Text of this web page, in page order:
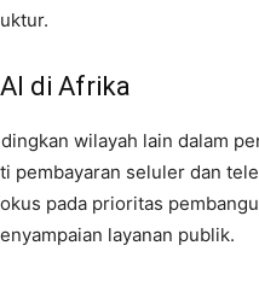
di Afrika
wilayah lain dalam
pembayaran seluler dan
pada prioritas
layanan publik.